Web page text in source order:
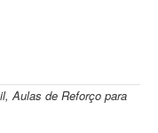
Aulas de Reforço para